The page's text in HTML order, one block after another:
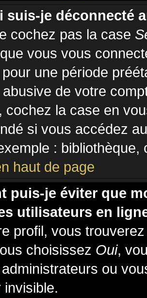
suis-je déconnecté
cochez pas la case
vous vous
une période
de votre
cochez la case en
si vous accédez
:
haut de page
puis-je éviter que
utilisateurs en
profil, vous
choisissez Oui,
ou
invisible.